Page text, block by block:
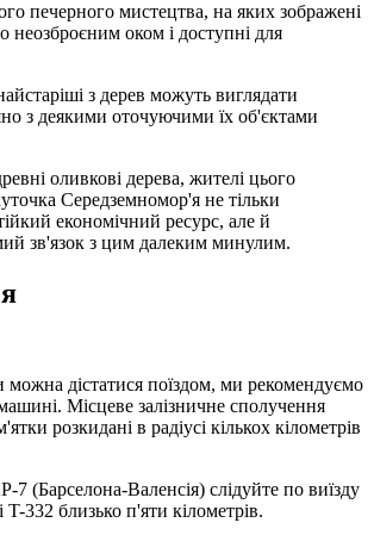
печерного мистецтва, на яких зображені
неозброєним оком і доступні для
з дерев можуть виглядати
з деякими оточуючими їх об'єктами
оливкові дерева, жителі цього
Середземномор'я не тільки
економічний ресурс, але й
зв'язок з цим далеким минулим.
можна дістатися поїздом, ми рекомендуємо
Місцеве залізничне сполучення
розкидані в радіусі кількох кілометрів
7 (Барселона-Валенсія) слідуйте по виїзду
T-332 близько п'яти кілометрів.